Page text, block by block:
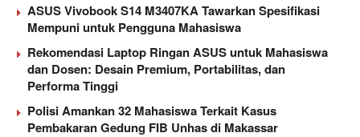
ASUS Vivobook S14 M3407KA Tawarkan Spesifikasi
Mempuni untuk Pengguna Mahasiswa
Rekomendasi Laptop Ringan ASUS untuk Mahasiswa
dan Dosen: Desain Premium, Portabilitas, dan
Performa Tinggi
Polisi Amankan 32 Mahasiswa Terkait Kasus
Pembakaran Gedung FIB Unhas di Makassar